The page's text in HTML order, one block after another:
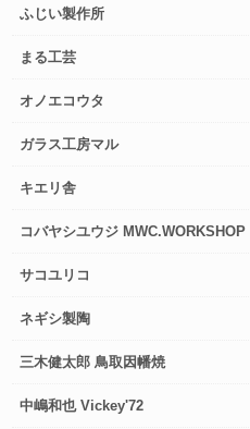
ふじい製作所
まる工芸
オノエコウタ
ガラス工房マル
キエリ舎
コバヤシユウジ MWC.WORKSHOP
サコユリコ
ネギシ製陶
三木健太郎 鳥取因幡焼
中嶋和也 Vickey'72